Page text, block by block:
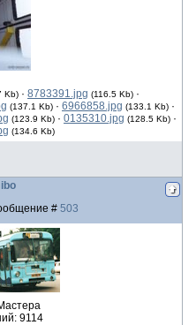
Kb) · 8783391.jpg (116.5 Kb) ·
(137.1 Kb) · 6966858.jpg (133.1 Kb) ·
(123.9 Kb) · 0135310.jpg (128.5 Kb) ·
(134.6 Kb)
# 503
9114